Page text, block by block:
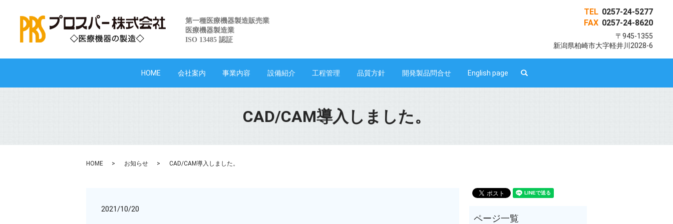
TEL 0257-24-5277
FAX 0257-24-8620
〒945-1355
新潟県柏崎市大字軽井川2028-6
第一種医療機器製造販売業
医療機器製造業
ISO 13485 認証
HOME 会社案内 事業内容 設備紹介 工程管理 品質方針 開発製品問合せ English page
CAD/CAM導入しました。
HOME お知らせ CAD/CAM導入しました。
2021/10/20